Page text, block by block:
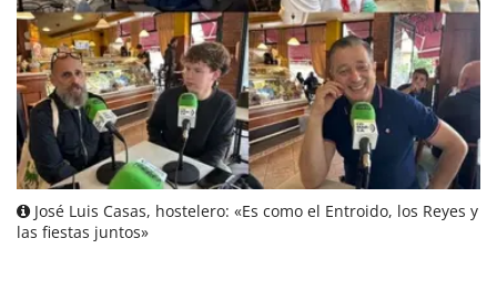
José Luis Casas, hostelero: «Es como el Entroido, los Reyes y
las fiestas juntos»